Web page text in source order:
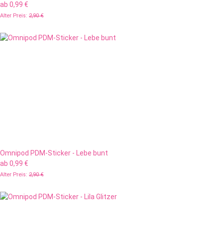
ab 0,99 €
Alter Preis: 2,90 €
Omnipod PDM-Sticker - Lebe bunt
ab 0,99 €
Alter Preis: 2,90 €